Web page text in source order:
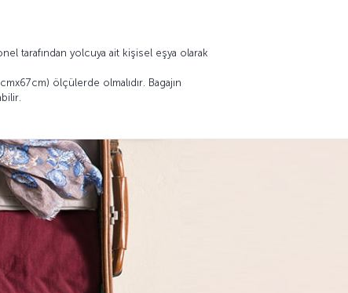
tarafından yolcuya ait kişisel eşya olarak
ölçülerde olmalıdır. Bagajın